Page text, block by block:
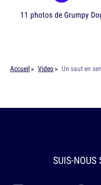
11 photos de Grumpy
Accueil Video Un saut en
SUIS-NOUS